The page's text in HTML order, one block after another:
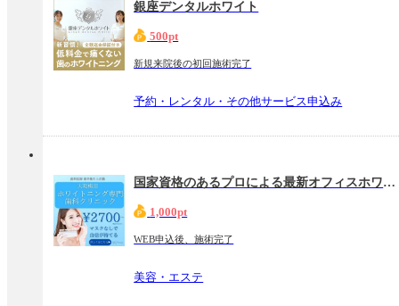
銀座デンタルホワイト
500pt
新規来院後の初回施術完了
予約・レンタル・その他サービス申込み
国家資格のあるプロによる最新オフィスホワイトニング【YCホワイトニング】
1,000pt
WEB申込後、施術完了
美容・エステ